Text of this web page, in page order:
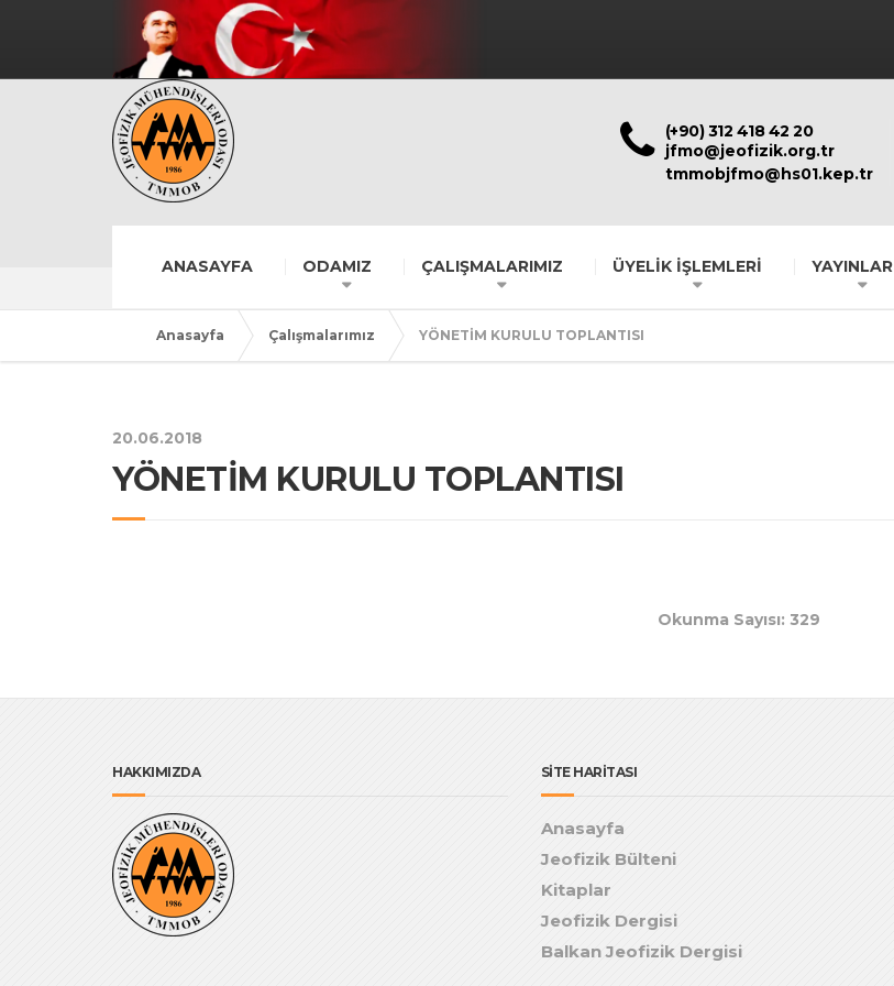
(+90) 312 418 42 20
jfmo@jeofizik.org.tr
tmmobjfmo@hs01.kep.tr
ANASAYFA ODAMIZ ÇALIŞMALARIMIZ ÜYELİK İŞLEMLERİ YAYINLAR
Anasayfa Çalışmalarımız YÖNETİM KURULU TOPLANTISI
20.06.2018
YÖNETİM KURULU TOPLANTISI
Okunma Sayısı: 329
HAKKIMIZDA SİTE HARİTASI
Anasayfa
Jeofizik Bülteni
Kitaplar
Jeofizik Dergisi
Balkan Jeofizik Dergisi